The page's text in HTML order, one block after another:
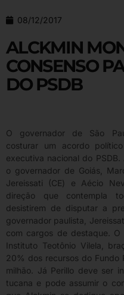
08/12/2017
ALCKMIN
CONSENSO
DO PSDB
O governador de São
costurar um acordo
executiva nacional do
o governador de Goiás,
Jereissati (CE) e Aécio
direção que contempla
desistirem de disputar a
governador paulista,
com cargos de destaque. O
Instituto Teotônio Vilela,
20% dos recursos do Fundo
milhão. Já Perillo deve ser
tucana e pode assumir o